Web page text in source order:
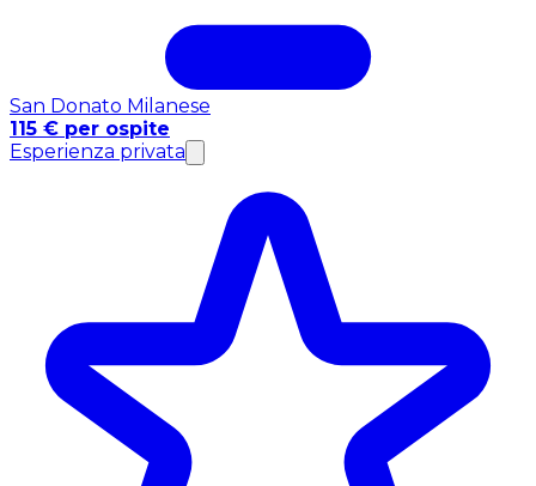
San Donato Milanese
115 € per ospite
Esperienza privata